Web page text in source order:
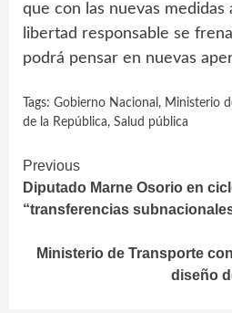
que con las nuevas medidas
libertad responsable se
podrá pensar en nuevas
Tags: Gobierno Nacional , Ministerio
de la República, Salud pública
Continue
Reading
Previous
Diputado Marne Osorio en
“transferencias
Ministerio de Transporte
diseño